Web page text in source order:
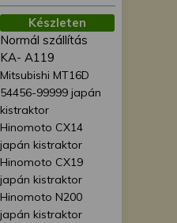
Készleten
Normál szállítás
KA- A119
Mitsubishi MT16D
54456-99999 japán
kistraktor
Hinomoto CX14
japán kistraktor
Hinomoto CX19
japán kistraktor
Hinomoto N200
japán kistraktor
előtt
juthat, és
Felhívjuk
adatainak
nem feltétlenül
de
ilyen jellegű
csak erre
Erre a
vagy az
segítségével
a